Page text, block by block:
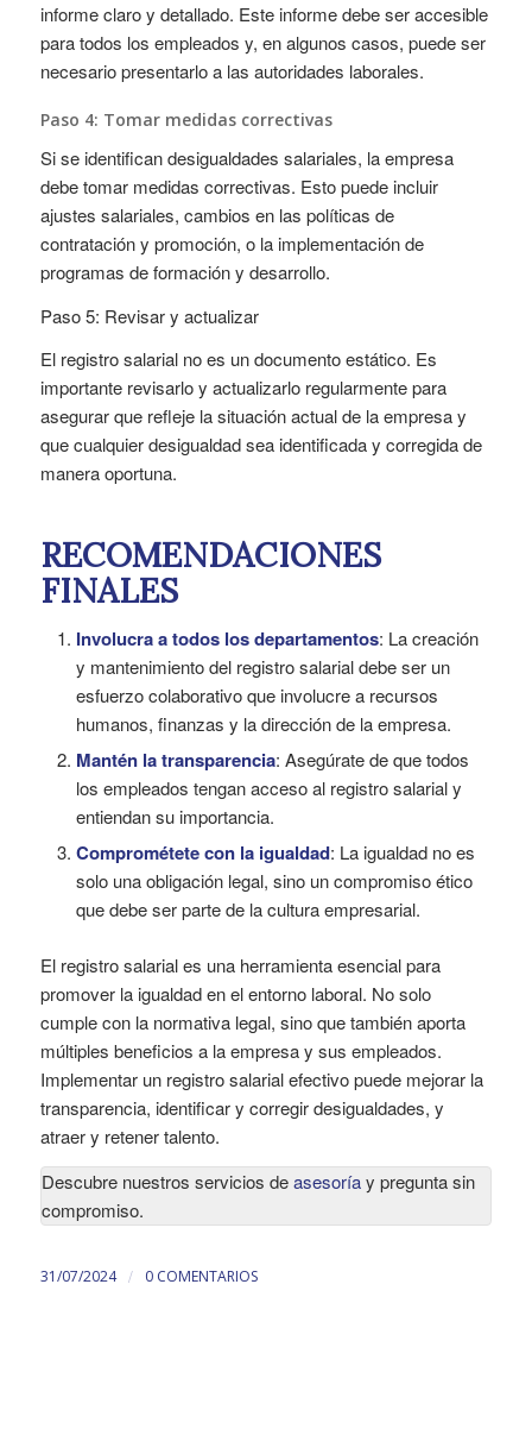
informe claro y detallado. Este informe debe ser accesible
para todos los empleados y, en algunos casos, puede ser
necesario presentarlo a las autoridades laborales.
Paso 4: Tomar medidas correctivas
Si se identifican desigualdades salariales, la empresa
debe tomar medidas correctivas. Esto puede incluir
ajustes salariales, cambios en las políticas de
contratación y promoción, o la implementación de
programas de formación y desarrollo.
Paso 5: Revisar y actualizar
El registro salarial no es un documento estático. Es
importante revisarlo y actualizarlo regularmente para
asegurar que refleje la situación actual de la empresa y
que cualquier desigualdad sea identificada y corregida de
manera oportuna.
RECOMENDACIONES
FINALES
Involucra a todos los departamentos: La creación
y mantenimiento del registro salarial debe ser un
esfuerzo colaborativo que involucre a recursos
humanos, finanzas y la dirección de la empresa.
Mantén la transparencia: Asegúrate de que todos
los empleados tengan acceso al registro salarial y
entiendan su importancia.
Comprométete con la igualdad: La igualdad no es
solo una obligación legal, sino un compromiso ético
que debe ser parte de la cultura empresarial.
El registro salarial es una herramienta esencial para
promover la igualdad en el entorno laboral. No solo
cumple con la normativa legal, sino que también aporta
múltiples beneficios a la empresa y sus empleados.
Implementar un registro salarial efectivo puede mejorar la
transparencia, identificar y corregir desigualdades, y
atraer y retener talento.
Descubre nuestros servicios deasesoríay pregunta sin
compromiso.
31/07/2024 / 0 COMENTARIOS